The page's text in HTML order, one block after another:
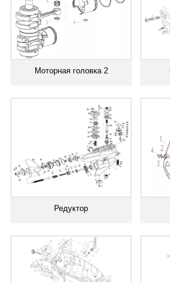
Моторная головка 2
Редуктор